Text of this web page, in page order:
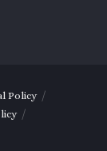
Policy